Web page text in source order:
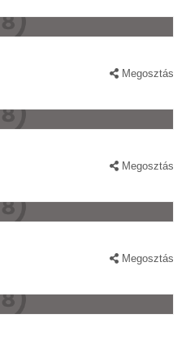
Megosztás
Megosztás
Megosztás